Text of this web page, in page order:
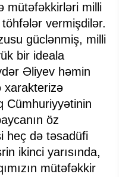
mütəfəkkirləri milli
vermişdilər.
güclənmiş, milli
bir ideala
Əliyev həmin
xarakterizə
Cümhuriyyətinin
öz
heç də təsadüfi
ikinci yarısında,
mütəfəkkir